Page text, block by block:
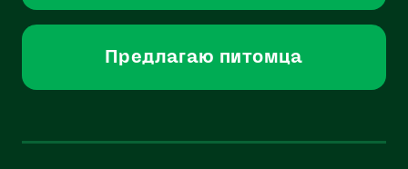
Предлагаю питомца